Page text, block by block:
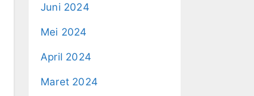
Juni 2024
Mei 2024
April 2024
Maret 2024